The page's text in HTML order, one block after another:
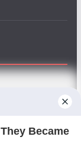
најновите